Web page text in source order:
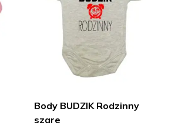
Body BUDZIK Rodzinny
szare